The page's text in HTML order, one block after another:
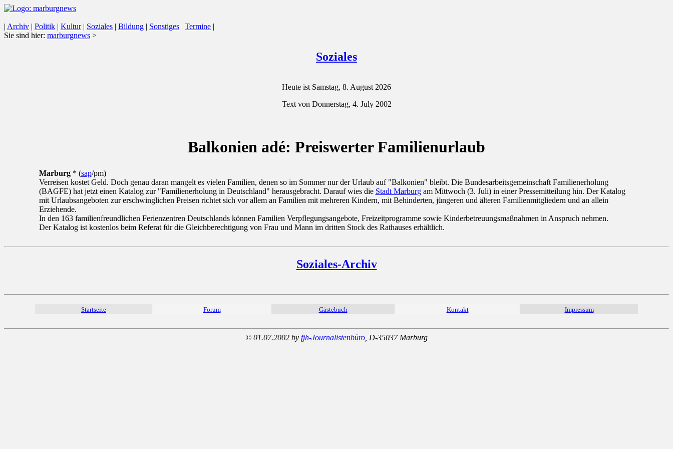
| Archiv | Politik | Kultur| Soziales | Bildung | Sonstiges | Termine |
Sie sind hier: marburgnews >
Soziales
Heute ist Samstag, 8. August 2026
Text von Donnerstag, 4. July 2002
Balkonien adé: Preiswerter Familienurlaub
Marburg* (sap/pm)
Verreisen kostet Geld. Doch genau daran mangelt es vielen Familien, denen so im Sommer nur der Urlaub auf "Balkonien" bleibt. Die Bundesarbeitsgemeinschaft Familienerholung
(BAGFE) hat jetzt einen Katalog zur "Familienerholung in Deutschland" herausgebracht. Darauf wies die Stadt Marburgam Mittwoch (3. Juli) in einer Pressemitteilung hin. Der Katalog
mit Urlaubsangeboten zur erschwinglichen Preisen richtet sich vor allem an Familien mit mehreren Kindern, mit Behinderten, jüngeren und älteren Familienmitgliedern und an allein
Erziehende.
In den 163 familienfreundlichen Ferienzentren Deutschlands können Familien Verpflegungsangebote, Freizeitprogramme sowie Kinderbetreuungsmaßnahmen in Anspruch nehmen.
Der Katalog ist kostenlos beim Referat für die Gleichberechtigung von Frau und Mann im dritten Stock des Rathauses erhältlich.
Soziales-Archiv
Startseite Forum Gästebuch Kontakt Impressum
© 01.07.2002 by fjh-Journalistenbüro , D-35037 Marburg